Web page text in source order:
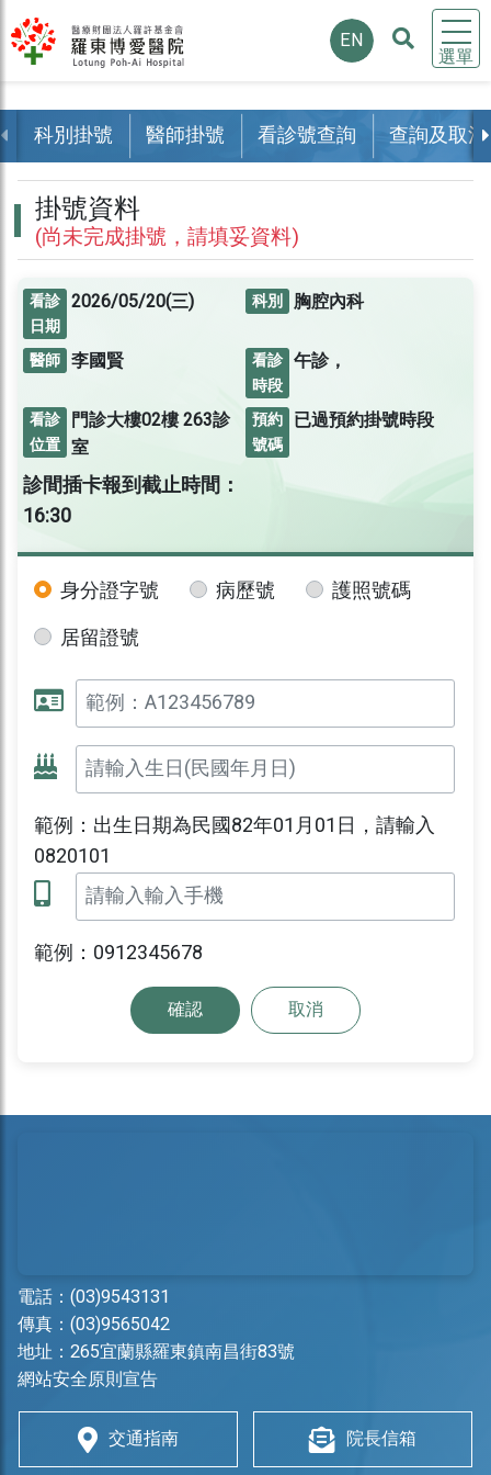
選單
EN
科別掛號 醫師掛號 看診號查詢 查詢及取消
掛號資料
(尚未完成掛號，請填妥資料)
看診
日期
2026/05/20(三) 科別 胸腔內科
醫師 李國賢
看診
時段
午診，
看診
位置
門診大樓02樓263診
室
預約
號碼
已過預約掛號時段
診間插卡報到截止時間：
16:30
身分證字號 病歷號
護照號碼
居留證號
範例：出生日期為民國82年01月01日，請輸入
0820101
範例：0912345678
確認 取消
電話： (03)9543131
傳真：(03)9565042
地址： 265宜蘭縣羅東鎮南昌街83號
網站安全原則宣告
交通指南 院長信箱